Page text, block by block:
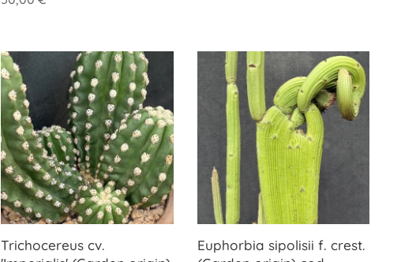
Trichocereus cv.
Euphorbia sipolisii f. crest.